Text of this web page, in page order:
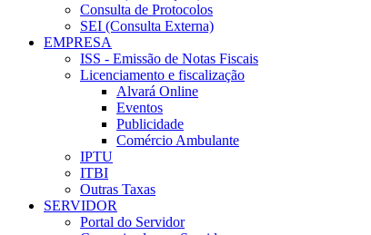
Consulta de Protocolos
SEI (Consulta Externa)
EMPRESA
ISS - Emissão de Notas Fiscais
Licenciamento e fiscalização
Alvará Online
Eventos
Publicidade
Comércio Ambulante
IPTU
ITBI
Outras Taxas
SERVIDOR
Portal do Servidor